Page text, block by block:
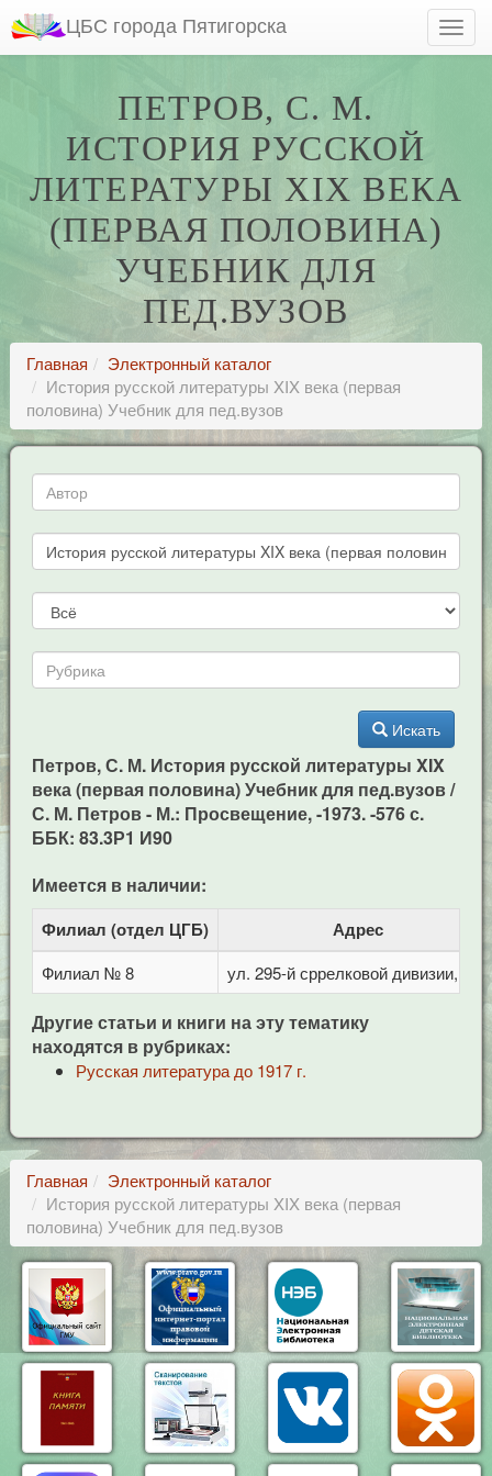
ЦБС города Пятигорска
ПЕТРОВ, С. М.
ИСТОРИЯ РУССКОЙ
ЛИТЕРАТУРЫ XIX ВЕКА
(ПЕРВАЯ ПОЛОВИНА)
УЧЕБНИК ДЛЯ
ПЕД.ВУЗОВ
Главная
Электронный каталог
История русской литературы XIX века (первая
половина) Учебник для пед.вузов
Искать
Петров, С. М. История русской литературы XIX
века (первая половина) Учебник для пед.вузов /
С. М. Петров - М.: Просвещение, -1973. -576 с.
ББК: 83.3Р1 И90
Имеется в наличии:
Филиал (отдел ЦГБ) Адрес
Филиал № 8 ул. 295-й сррелковой дивизии, 114
Другие статьи и книги на эту тематику
находятся в рубриках:
Русская литература до 1917 г.
Главная
Электронный каталог
История русской литературы XIX века (первая
половина) Учебник для пед.вузов